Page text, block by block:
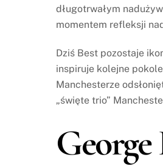
długotrwałym
momentem refleksji
Dziś Best pozostaje
inspiruje kolejne
Manchesterze
„święte trio”
George